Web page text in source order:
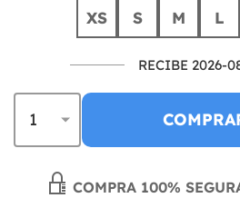
XS S M L
RECIBE 2026-
COMPRA 100%